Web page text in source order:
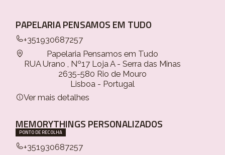
PAPELARIA PENSAMOS EM TUDO
+351930687257
Papelaria Pensamos em Tudo
RUA Urano , Nº17 Loja A - Serra das Minas
2635-580 Rio de Mouro
Lisboa - Portugal
Ver mais detalhes
MEMORYTHINGS PERSONALIZADOS
PONTO DE RECOLHA
+351930687257